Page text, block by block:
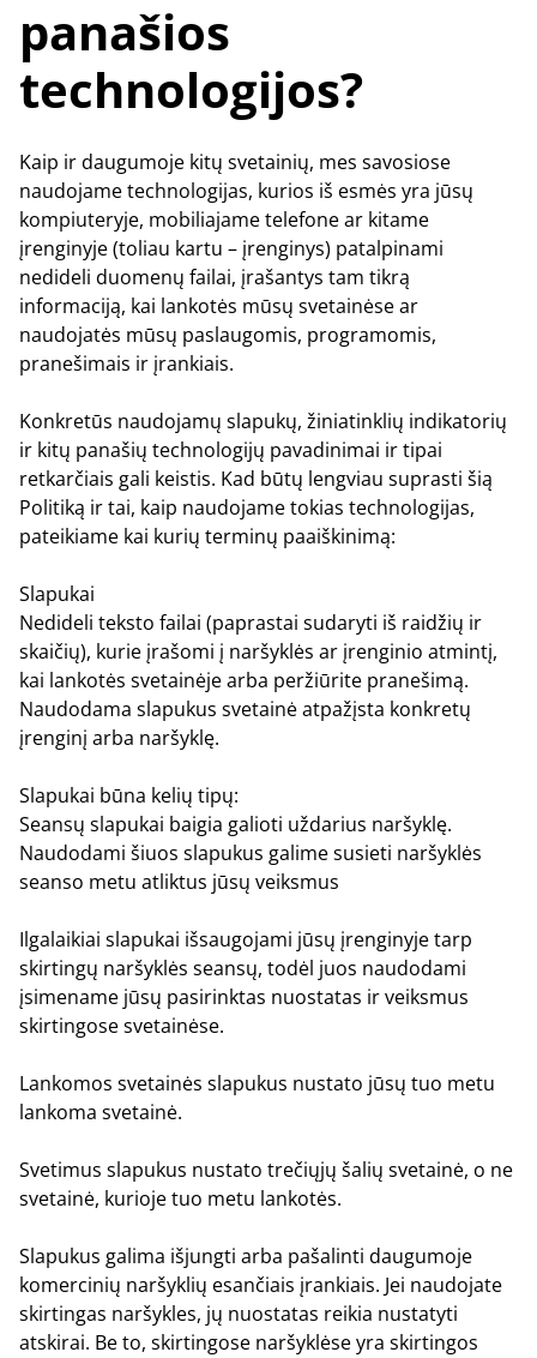
panašios
technologijos?
Kaip ir daugumoje kitų svetainių, mes savosiose
naudojame technologijas, kurios iš esmės yra jūsų
kompiuteryje, mobiliajame telefone ar kitame
įrenginyje (toliau kartu – įrenginys) patalpinami
nedideli duomenų failai, įrašantys tam tikrą
informaciją, kai lankotės mūsų svetainėse ar
naudojatės mūsų paslaugomis, programomis,
pranešimais ir įrankiais.
Konkretūs naudojamų slapukų, žiniatinklių indikatorių
ir kitų panašių technologijų pavadinimai ir tipai
retkarčiais gali keistis. Kad būtų lengviau suprasti šią
Politiką ir tai, kaip naudojame tokias technologijas,
pateikiame kai kurių terminų paaiškinimą:
Slapukai
Nedideli teksto failai (paprastai sudaryti iš raidžių ir
skaičių), kurie įrašomi į naršyklės ar įrenginio atmintį,
kai lankotės svetainėje arba peržiūrite pranešimą.
Naudodama slapukus svetainė atpažįsta konkretų
įrenginį arba naršyklę.
Slapukai būna kelių tipų:
Seansų slapukai baigia galioti uždarius naršyklę.
Naudodami šiuos slapukus galime susieti naršyklės
seanso metu atliktus jūsų veiksmus
Ilgalaikiai slapukai išsaugojami jūsų įrenginyje tarp
skirtingų naršyklės seansų, todėl juos naudodami
įsimename jūsų pasirinktas nuostatas ir veiksmus
skirtingose svetainėse.
Lankomos svetainės slapukus nustato jūsų tuo metu
lankoma svetainė.
Svetimus slapukus nustato trečiųjų šalių svetainė, o ne
svetainė, kurioje tuo metu lankotės.
Slapukus galima išjungti arba pašalinti daugumoje
komercinių naršyklių esančiais įrankiais. Jei naudojate
skirtingas naršykles, jų nuostatas reikia nustatyti
atskirai. Be to, skirtingose naršyklėse yra skirtingos